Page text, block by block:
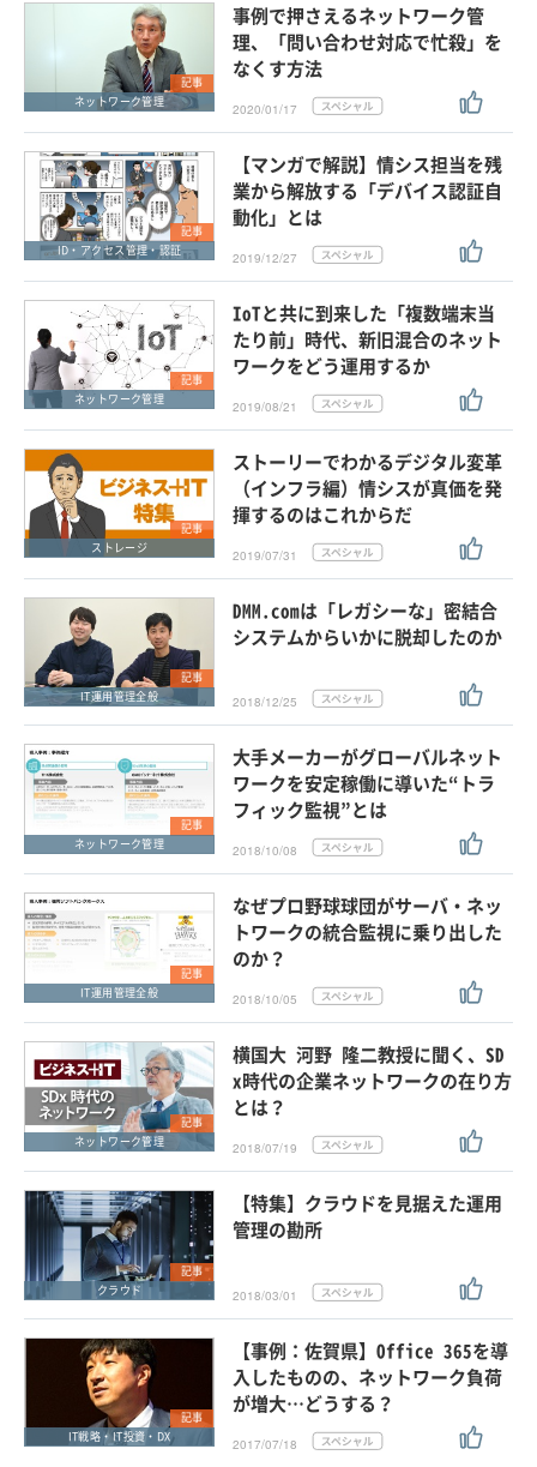
記事
ネットワーク管理
事例で押さえるネットワーク管
理、「問い合わせ対応で忙殺」を
なくす方法
2020/01/17
記事
ID・アクセス管理・認証
【マンガで解説】情シス担当を残
業から解放する「デバイス認証自
動化」とは
2019/12/27
記事
ネットワーク管理
IoTと共に到来した「複数端末当
たり前」時代、新旧混合のネット
ワークをどう運用するか
2019/08/21
記事
ストレージ
ストーリーでわかるデジタル変革
（インフラ編）情シスが真価を発
揮するのはこれからだ
2019/07/31
記事
IT運用管理全般
DMM.comは「レガシーな」密結合
システムからいかに脱却したのか
2018/12/25
記事
ネットワーク管理
大手メーカーがグローバルネット
ワークを安定稼働に導いた“トラ
フィック監視”とは
2018/10/08
記事
IT運用管理全般
なぜプロ野球球団がサーバ・ネッ
トワークの統合監視に乗り出した
のか？
2018/10/05
記事
ネットワーク管理
横国大 河野 隆二教授に聞く、SD
x時代の企業ネットワークの在り方
とは？
2018/07/19
記事
クラウド
【特集】クラウドを見据えた運用
管理の勘所
2018/03/01
記事
IT戦略・IT投資・DX
【事例：佐賀県】Office 365を導
入したものの、ネットワーク負荷
が増大…どうする？
2017/07/18